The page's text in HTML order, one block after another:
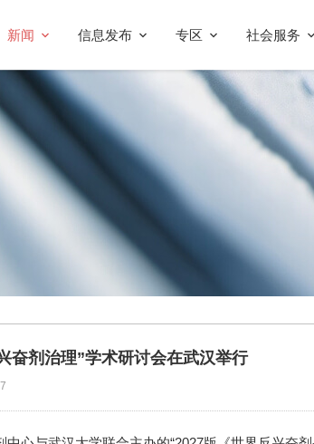
新闻 信息发布 专区 社会服务
奋剂治理”学术研讨会在武汉举行